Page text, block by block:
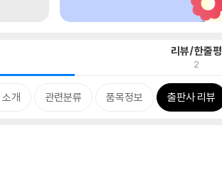
리뷰/한줄평
2
개 관련분류 품목정보 출판사 리뷰